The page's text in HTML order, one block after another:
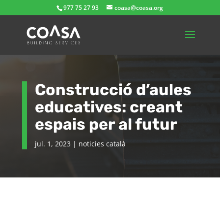
977 75 27 93 coasa@coasa.org
Construcció d’aules
educatives: creant
espais per al futur
jul. 1, 2023 | noticies català